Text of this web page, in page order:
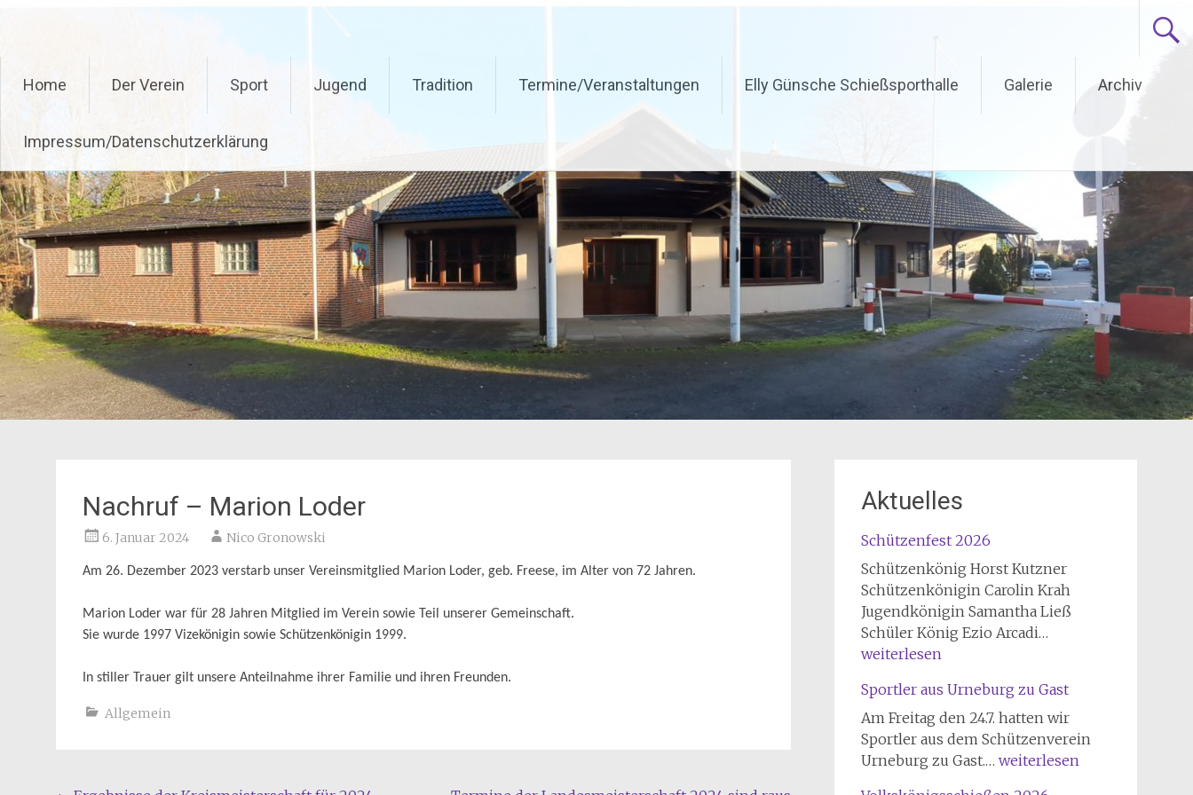
springen
Home Der Verein Sport Jugend Tradition Termine/Veranstaltungen Elly Günsche Schießsporthalle Galerie Archiv
Impressum/Datenschutzerklärung
Nachruf – Marion Loder
6. Januar 2024 Nico Gronowski
Am 26. Dezember 2023 verstarb unser Vereinsmitglied Marion Loder, geb. Freese, im Alter von 72 Jahren.
Marion Loder war für 28 Jahren Mitglied im Verein sowie Teil unserer Gemeinschaft.
Sie wurde 1997 Vizekönigin sowie Schützenkönigin 1999.
In stiller Trauer gilt unsere Anteilnahme ihrer Familie und ihren Freunden.
Allgemein
Aktuelles
Schützenfest 2026
Schützenkönig Horst Kutzner
Schützenkönigin Carolin Krah
Jugendkönigin Samantha Ließ
Schüler König Ezio Arcadi…
weiterlesen
Sportler aus Urneburg zu Gast
Am Freitag den 24.7. hatten wir
Sportler aus dem Schützenverein
Urneburg zu Gast.… Sportler
weiterlesen